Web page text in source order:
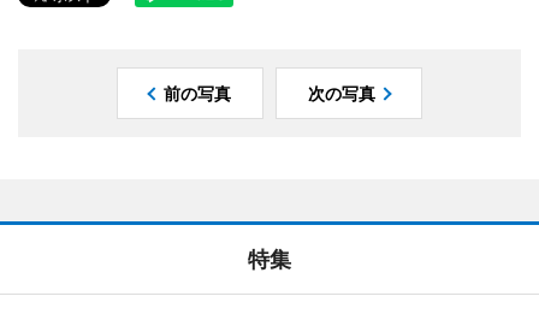
前の写真 次の写真
特集